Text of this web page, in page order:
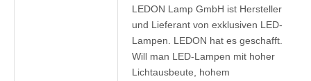
LEDON Lamp GmbH ist Hersteller
und Lieferant von exklusiven LED-
Lampen. LEDON hat es geschafft.
Will man LED-Lampen mit hoher
Lichtausbeute, hohem